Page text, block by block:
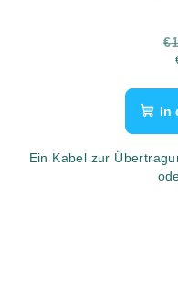
In
Ein Kabel zur